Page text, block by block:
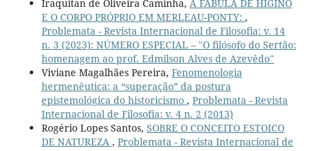
Iraquitan de Oliveira Caminha, A FÁBULA DE HIGINO
E O CORPO PRÓPRIO EM MERLEAU-PONTY: ,
Problemata - Revista Internacional de Filosofia: v. 14
n. 3 (2023): NÚMERO ESPECIAL – "O filósofo do Sertão:
homenagem ao prof. Edmilson Alves de Azevêdo"
Viviane Magalhães Pereira, Fenomenologia
hermenêutica: a “superação” da postura
epistemológica do historicismo , Problemata - Revista
Internacional de Filosofia: v. 4 n. 2 (2013)
Rogério Lopes Santos, SOBRE O CONCEITO ESTOICO
DE NATUREZA , Problemata - Revista Internacional de